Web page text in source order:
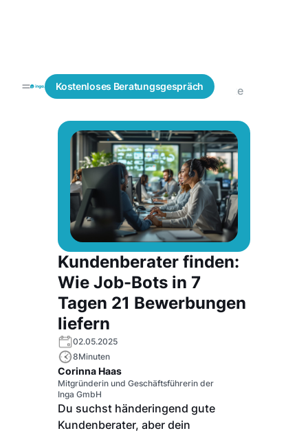
Kostenloses Beratungsgespräch
Blogs
Fachkräfte
finden
IT
Fachkräfte
Kundenberater finden:
Wie Job-Bots in 7
Tagen 21 Bewerbungen
liefern
02.05.2025
8Minuten
Corinna Haas
Mitgründerin und Geschäftsführerin der
Inga GmbH
Du suchst händeringend gute
Kundenberater, aber dein